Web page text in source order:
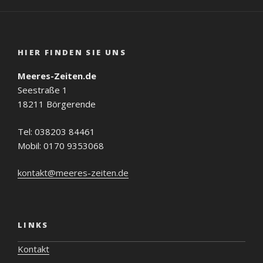
HIER FINDEN SIE UNS
Meeres-Zeiten.de
Seestraße 1
18211 Börgerende
Tel: 038203 84461
Mobil: 0170 9353068
kontakt@meeres-zeiten.de
LINKS
Kontakt